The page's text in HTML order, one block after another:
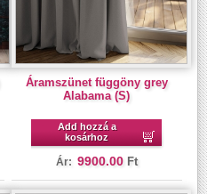
Áramszünet függöny grey
Alabama (S)
Add hozzá a
kosárhoz
Ár: 9900.00 Ft